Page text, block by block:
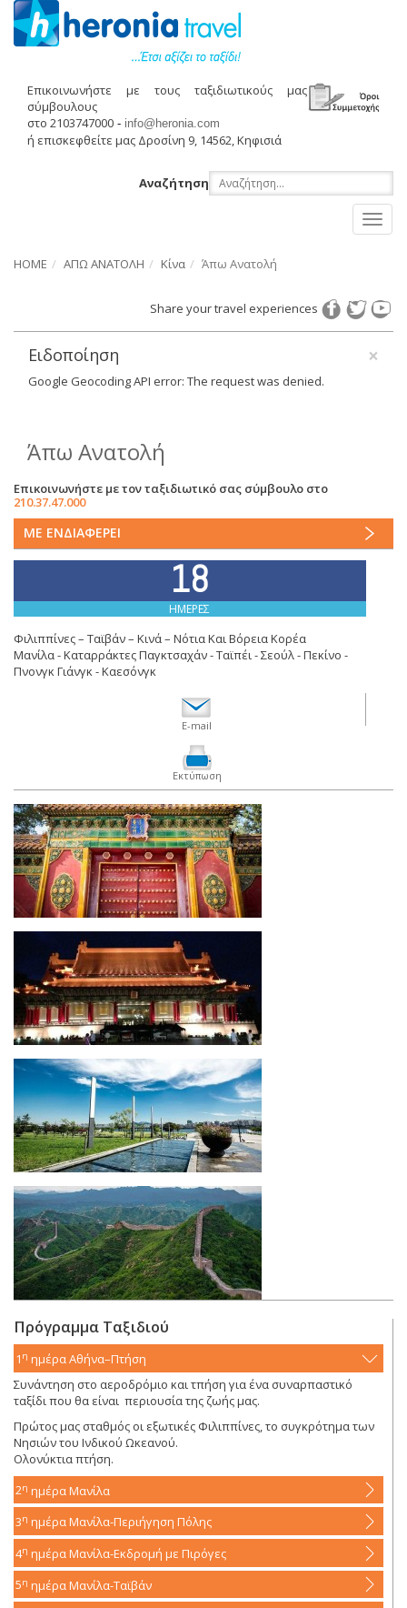
Επικοινωνήστε με τους ταξιδιωτικούς μας
σύμβουλους
στο 2103747000 - info@heronia.com
ή επισκεφθείτε μας Δροσίνη 9, 14562, Κηφισιά
Αναζήτηση
Toggle
HOME
ΑΠΩ ΑΝΑΤΟΛΗ Κίνα Άπω Ανατολή
Share your travel experiences
×
Ειδοποίηση
Google Geocoding API error: The request was denied.
Άπω Ανατολή
Επικοινωνήστε με τον ταξιδιωτικό σας σύμβουλο στο
210.37.47.000
ΜΕ ΕΝΔΙΑΦΕΡΕΙ
18
ΗΜΕΡΕΣ
Φιλιππίνες – Ταϊβάν – Κινά – Νότια Και Βόρεια Κορέα
Μανίλα - Καταρράκτες Παγκτσαχάν - Ταϊπέι - Σεούλ - Πεκίνο -
Πνονγκ Γιάνγκ - Καεσόνγκ
E-mail
Εκτύπωση
Πρόγραμμα Ταξιδιού
1 η ημέραΑθήνα–Πτήση
Συνάντηση στο αεροδρόμιο και τπήση για ένα συναρπαστικό
ταξίδι που θα είναι περιουσία της ζωής μας.
Πρώτος μας σταθμός οι εξωτικές Φιλιππίνες, το συγκρότημα των
Νησιών του Ινδικού Ωκεανού.
Ολονύκτια πτήση.
2η ημέραΜανίλα
3η ημέραΜανίλα-Περιήγηση Πόλης
4η ημέραΜανίλα-Εκδρομή με Πιρόγες
5η ημέραΜανίλα-Ταϊβάν